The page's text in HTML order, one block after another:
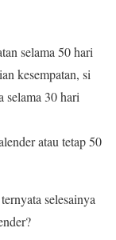
selama 50 hari
kesempatan, si
selama 30 hari
atau tetap 50
selesainya